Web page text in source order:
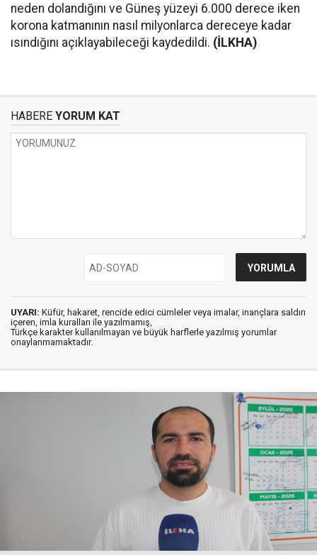
neden dolandığını ve Güneş yüzeyi 6.000 derece iken
korona katmanının nasıl milyonlarca dereceye kadar
ısındığını açıklayabileceği kaydedildi. (İLKHA)
HABERE YORUM KAT
UYARI: Küfür, hakaret, rencide edici cümleler veya imalar, inançlara saldırı
içeren, imla kuralları ile yazılmamış,
Türkçe karakter kullanılmayan ve büyük harflerle yazılmış yorumlar
onaylanmamaktadır.